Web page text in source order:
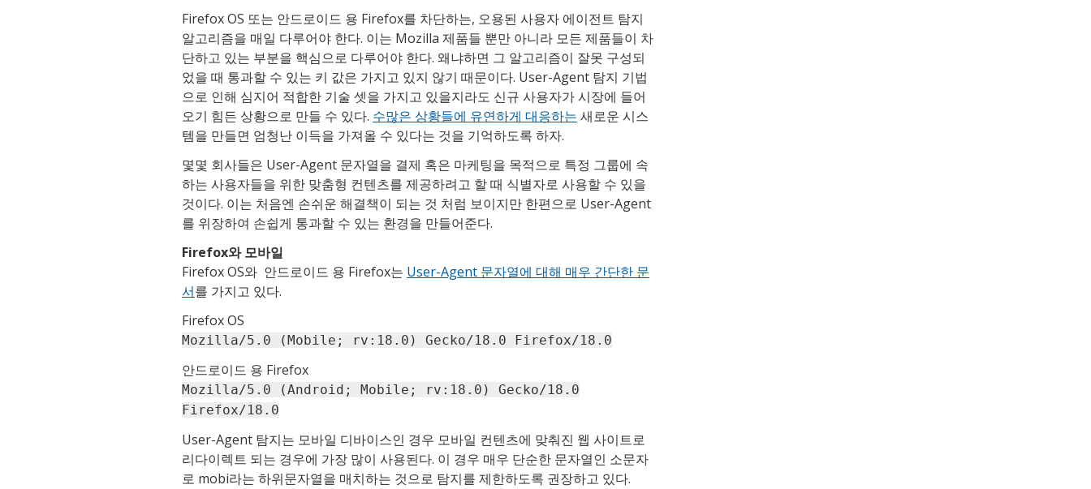
Firefox OS 또는 안드로이드 용 Firefox를 차단하는, 오용된 사용자 에이전트 탐지
알고리즘을 매일 다루어야 한다. 이는 Mozilla 제품들 뿐만 아니라 모든 제품들이 차
단하고 있는 부분을 핵심으로 다루어야 한다. 왜냐하면 그 알고리즘이 잘못 구성되
었을 때 통과할 수 있는 키 값은 가지고 있지 않기 때문이다. User-Agent 탐지 기법
으로 인해 심지어 적합한 기술 셋을 가지고 있을지라도 신규 사용자가 시장에 들어
오기 힘든 상황으로 만들 수 있다. 수많은 상황들에 유연하게 대응하는 새로운 시스
템을 만들면 엄청난 이득을 가져올 수 있다는 것을 기억하도록 하자.
몇몇 회사들은 User-Agent 문자열을 결제 혹은 마케팅을 목적으로 특정 그룹에 속
하는 사용자들을 위한 맞춤형 컨텐츠를 제공하려고 할 때 식별자로 사용할 수 있을
것이다. 이는 처음엔 손쉬운 해결책이 되는 것 처럼 보이지만 한편으로 User-Agent
를 위장하여 손쉽게 통과할 수 있는 환경을 만들어준다.
Firefox와 모바일
Firefox OS와 안드로이드 용 Firefox는 User-Agent 문자열에 대해 매우 간단한 문
서를 가지고 있다.
Firefox OS
Mozilla/5.0 (Mobile; rv:18.0) Gecko/18.0 Firefox/18.0
안드로이드 용 Firefox
Mozilla/5.0 (Android; Mobile; rv:18.0) Gecko/18.0
Firefox/18.0
User-Agent 탐지는 모바일 디바이스인 경우 모바일 컨텐츠에 맞춰진 웹 사이트로
리다이렉트 되는 경우에 가장 많이 사용된다. 이 경우 매우 단순한 문자열인 소문자
로 mobi라는 하위문자열을 매치하는 것으로 탐지를 제한하도록 권장하고 있다.